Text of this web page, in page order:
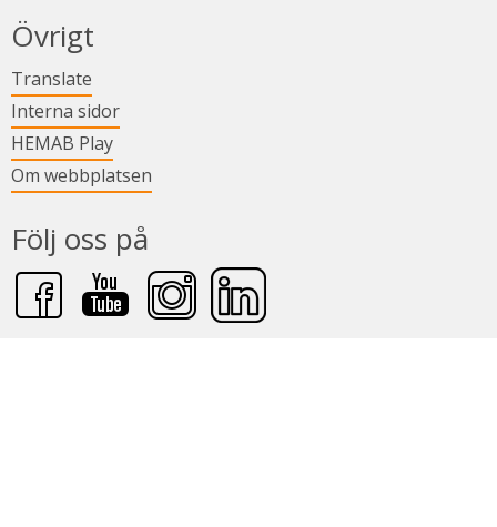
Övrigt
Translate
Interna sidorLänk till annan webbplats.
HEMAB PlayLänk till annan webbplats.
Om webbplatsen
Följ oss på